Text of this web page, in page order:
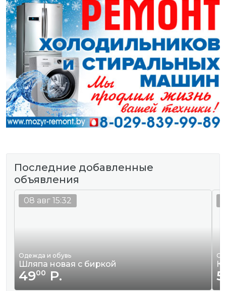
Последние добавленные
объявления
Одежда и обувь
Шляпа новая с биркой
4900 Р.
08 авг 15:32